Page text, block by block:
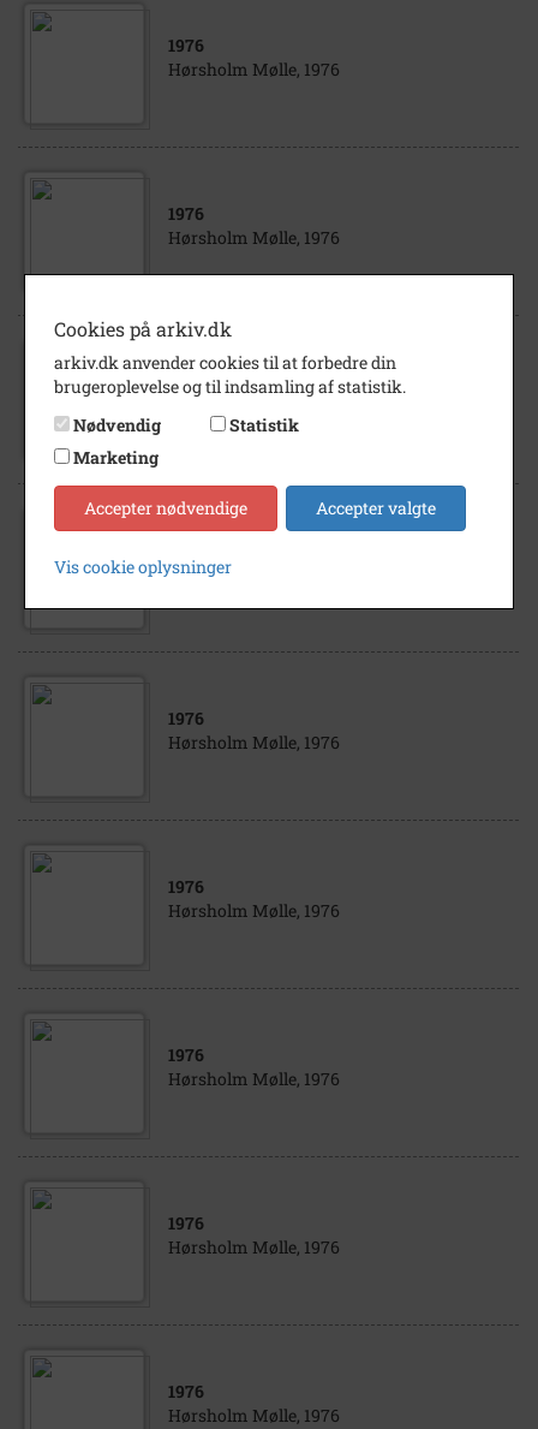
1976
Hørsholm Mølle, 1976
1976
Hørsholm Mølle, 1976
1972
Hørsholm Mølle, 1976
1976
Hørsholm Mølle, 1976
1976
Hørsholm Mølle, 1976
1976
Hørsholm Mølle, 1976
1976
Hørsholm Mølle, 1976
1976
Hørsholm Mølle, 1976
Cookies på arkiv.dk
arkiv.dk anvender cookies til at forbedre din
brugeroplevelse og til indsamling af statistik.
Nødvendig
Statistik
Marketing
Accepter nødvendige Accepter valgte
Vis cookie oplysninger